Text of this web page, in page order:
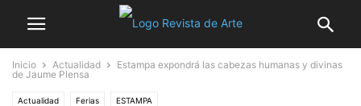
Inicio Actualidad
Estampa expondrá las cabezas humanas y divinas
de Jaume Plensa
Actualidad Ferias ESTAMPA